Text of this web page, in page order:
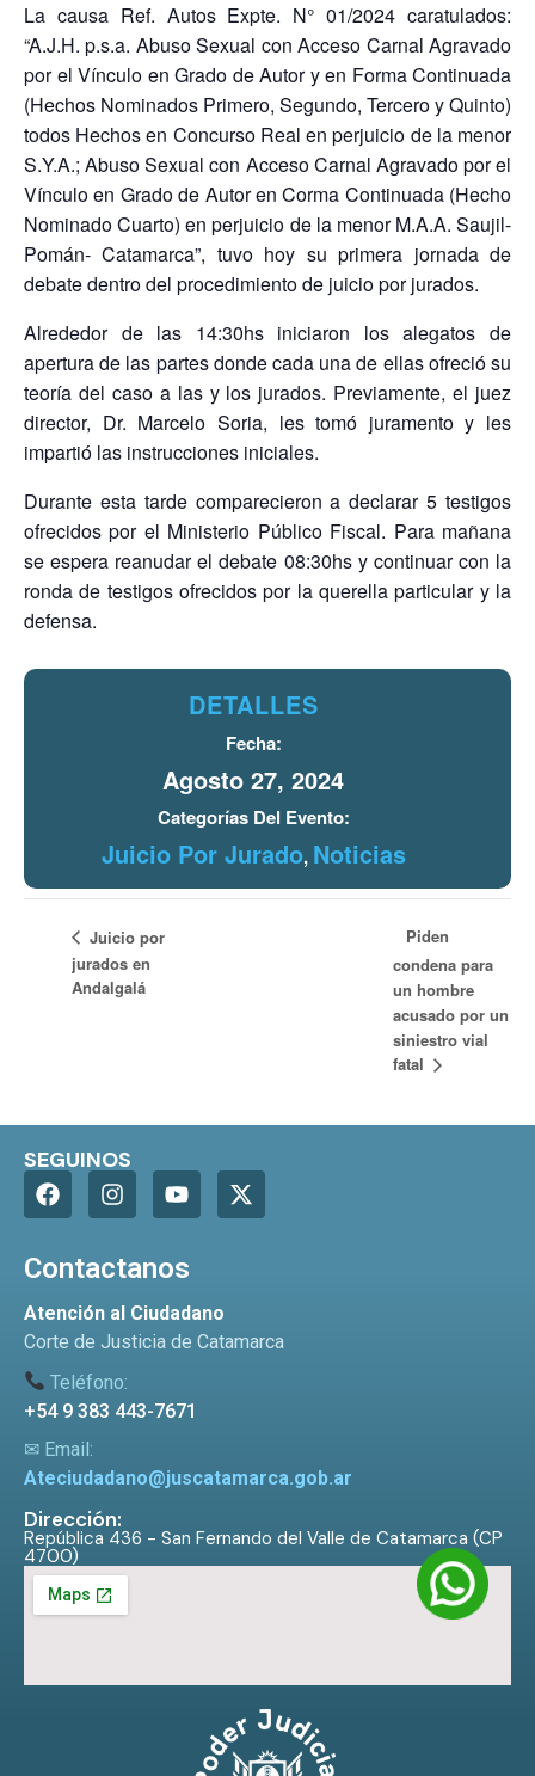
La causa Ref. Autos Expte. N° 01/2024 caratulados:
“A.J.H. p.s.a. Abuso Sexual con Acceso Carnal Agravado
por el Vínculo en Grado de Autor y en Forma Continuada
(Hechos Nominados Primero, Segundo, Tercero y Quinto)
todos Hechos en Concurso Real en perjuicio de la menor
S.Y.A.; Abuso Sexual con Acceso Carnal Agravado por el
Vínculo en Grado de Autor en Corma Continuada (Hecho
Nominado Cuarto) en perjuicio de la menor M.A.A. Saujil-
Pomán- Catamarca”, tuvo hoy su primera jornada de
debate dentro del procedimiento de juicio por jurados.
Alrededor de las 14:30hs iniciaron los alegatos de
apertura de las partes donde cada una de ellas ofreció su
teoría del caso a las y los jurados. Previamente, el juez
director, Dr. Marcelo Soria, les tomó juramento y les
impartió las instrucciones iniciales.
Durante esta tarde comparecieron a declarar 5 testigos
ofrecidos por el Ministerio Público Fiscal. Para mañana
se espera reanudar el debate 08:30hs y continuar con la
ronda de testigos ofrecidos por la querella particular y la
defensa.
DETALLES
Fecha:
Agosto 27, 2024
Categorías Del Evento:
Juicio Por Jurado, Noticias
Juicio por
jurados en
Andalgalá
Piden
condena para
un hombre
acusado por un
siniestro vial
fatal
SEGUINOS
Contactanos
Atención al Ciudadano
Corte de Justicia de Catamarca
Teléfono:
+54 9 383 443-7671
✉ Email:
Ateciudadano@juscatamarca.gob.ar
Dirección:
República 436 - San Fernando del Valle de Catamarca (CP
4700)